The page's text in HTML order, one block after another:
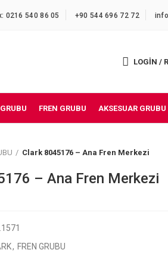
0216 540 86 05 +90 544 696 72 72
LOGIN /
FREN GRUBU AKSESUAR GRUBU
Clark 8045176 – Ana Fren Merkezi
– Ana Fren Merkezi
, FREN GRUBU